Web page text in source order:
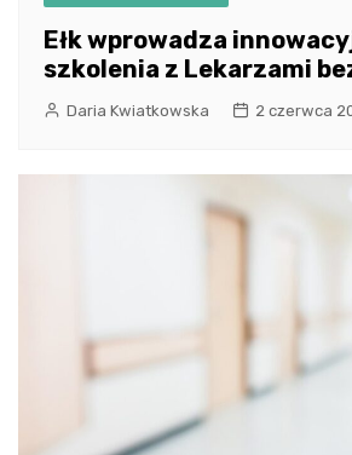
Ełk wprowadza
szkolenia z Lekarzami
Daria Kwiatkowska 2 czerwca